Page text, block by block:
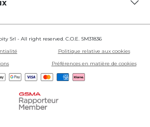
Srl - All right reserved. C.O.E. SM31836
Politique relative aux cookies
Préférences en matière de cookies